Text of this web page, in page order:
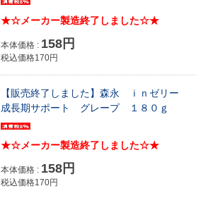
★☆メーカー製造終了しました☆★
本体価格 : 158円
税込価格170円
【販売終了しました】森永 ｉｎゼリー
成長期サポート グレープ １８０ｇ
★☆メーカー製造終了しました☆★
本体価格 : 158円
税込価格170円